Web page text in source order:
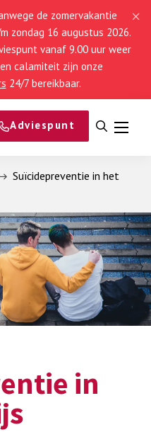
de zomervakantie
zondag 16 augustus 2026.
vanaf 9.00 uur weer
calamiteit zijn onze
24/7 bereikbaar.
Adviespunt
Open
Menu
Suïcidepreventie in het
in